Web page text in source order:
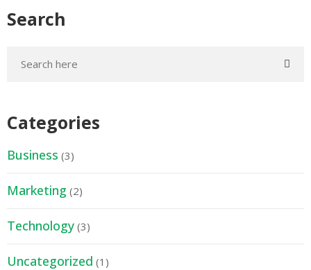
Search
Categories
Business (3)
Marketing (2)
Technology (3)
Uncategorized (1)